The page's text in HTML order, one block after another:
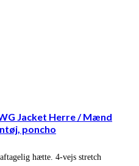
Jacket Herre / Mænd
poncho
hætte. 4-vejs stretch